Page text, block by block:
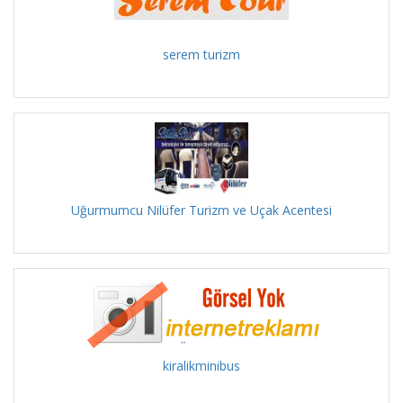
serem turizm
Uğurmumcu Nilüfer Turizm ve Uçak Acentesi
kiralikminibus